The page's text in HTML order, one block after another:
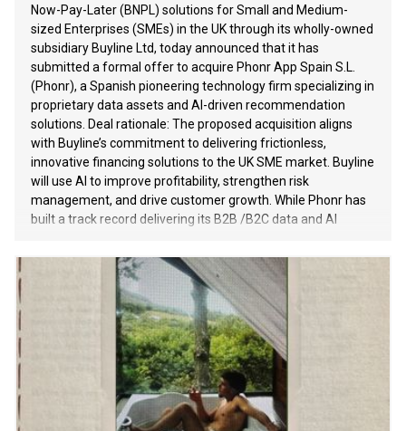
Now-Pay-Later (BNPL) solutions for Small and Medium-
sized Enterprises (SMEs) in the UK through its wholly-owned
subsidiary Buyline Ltd, today announced that it has
submitted a formal offer to acquire Phonr App Spain S.L.
(Phonr), a Spanish pioneering technology firm specializing in
proprietary data assets and AI-driven recommendation
solutions. Deal rationale: The proposed acquisition aligns
with Buyline’s commitment to delivering frictionless,
innovative financing solutions to the UK SME market. Buyline
will use AI to improve profitability, strengthen risk
management, and drive customer growth. While Phonr has
built a track record delivering its B2B /B2C data and AI
core technology is highly adaptable to other industries.
Through this transaction, Buyline will integrate Phonr’s
technological framework into its own platform